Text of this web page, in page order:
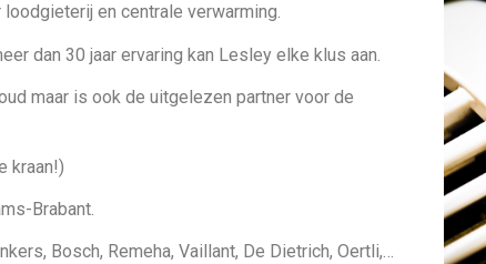
en centrale verwarming.
dan 30 jaar ervaring kan Lesley elke klus aan.
maar is ook de uitgelezen partner voor de
kraan!)
Brabant.
Bosch, Remeha, Vaillant, De Dietrich, Oertli,…